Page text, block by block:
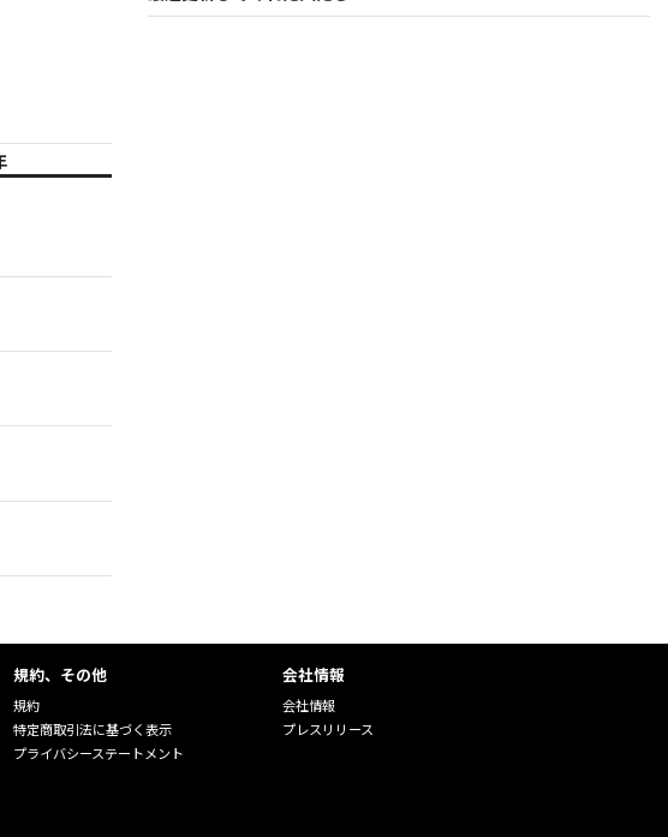
規約、その他
規約
特定商取引法に基づく表示
プライバシーステートメント
会社情報
会社情報
プレスリリース